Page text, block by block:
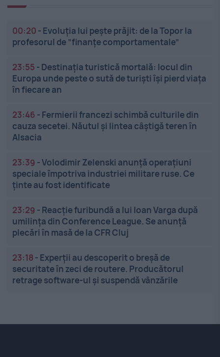
00:20 - Evoluția lui pește prăjit: de la Topor la
profesorul de ”finanțe comportamentale”
23:55 - Destinația turistică mortală: locul din
Europa unde peste o sută de turiști își pierd viața
în fiecare an
23:46 - Fermierii francezi schimbă culturile din
cauza secetei. Năutul și lintea câștigă teren în
Alsacia
23:39 -Volodimir Zelenski anunță operațiuni
speciale împotriva industriei militare ruse. Ce
ținte au fost identificate
23:29 - Reacție furibundă a lui Ioan Varga după
umilința din Conference League. Se anunță
plecări în masă de la CFR Cluj
23:18 - Experții au descoperit o breșă de
securitate în zeci de routere. Producătorul
retrage software-ul și suspendă vânzările